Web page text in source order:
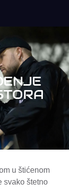
u štićenom
svako štetno